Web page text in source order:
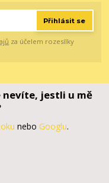
Přihlásit se
za účelem rozesílky
nevíte, jestli u mě
nebo Googlu.